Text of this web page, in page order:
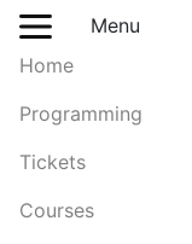
Menu
Home
Programming
Tickets
Courses